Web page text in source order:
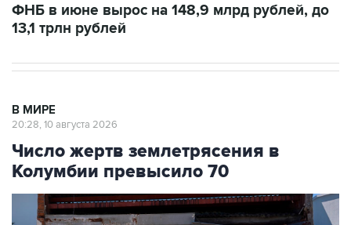
ФНБ в июне вырос на 148,9 млрд рублей, до
13,1 трлн рублей
В МИРЕ
20:28, 10 августа 2026
Число жертв землетрясения в
Колумбии превысило 70